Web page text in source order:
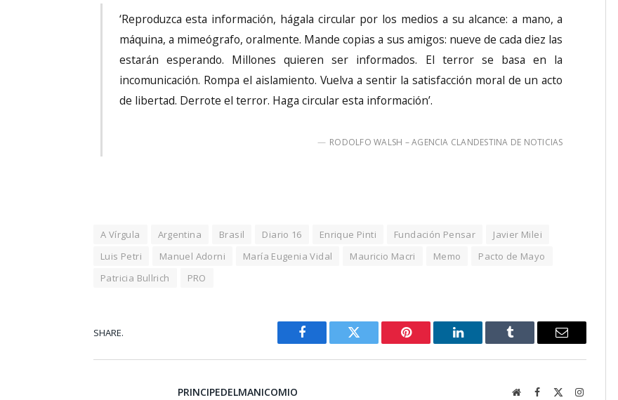
‘Reproduzca esta información, hágala circular por los medios a su alcance: a mano, a
máquina, a mimeógrafo, oralmente. Mande copias a sus amigos: nueve de cada diez las
estarán esperando. Millones quieren ser informados. El terror se basa en la
incomunicación. Rompa el aislamiento. Vuelva a sentir la satisfacción moral de un acto
de libertad. Derrote el terror. Haga circular esta información’.
RODOLFO WALSH – AGENCIA CLANDESTINA DE NOTICIAS
A Vírgula Argentina Brasil Diario 16 Enrique Pinti Fundación Pensar
Javier Milei
Luis Petri
Manuel Adorni María Eugenia Vidal Mauricio Macri Memo
Pacto de Mayo
Patricia Bullrich
PRO
SHARE.
Facebook Twitter Pinterest LinkedIn Tumblr Email
PRINCIPEDELMANICOMIO WebsiteFacebook Instagram